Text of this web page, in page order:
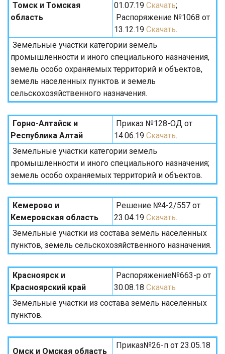
Томск и Томская
область
01.07.19 Скачать;
Распоряжение №1068 от
13.12.19 Скачать.
Земельные участки категории земель
промышленности и иного специального назначения,
земель особо охраняемых территорий и объектов,
земель населенных пунктов и земель
сельскохозяйственного назначения.
Горно-Алтайск и
Республика Алтай
Приказ №128-ОД от
14.06.19 Скачать.
Земельные участки категории земель
промышленности и иного специального назначения;
земель особо охраняемых территорий и объектов.
Кемерово и
Кемеровская область
Решение №4-2/557 от
23.04.19 Скачать.
Земельные участки из состава земель населенных
пунктов, земель сельскохозяйственного назначения.
Красноярск и
Красноярский край
Распоряжение№663-р от
30.08.18 Скачать
Земельные участки из состава земель населенных
пунктов.
Омск и Омская область
Приказ№26-п от 23.05.18